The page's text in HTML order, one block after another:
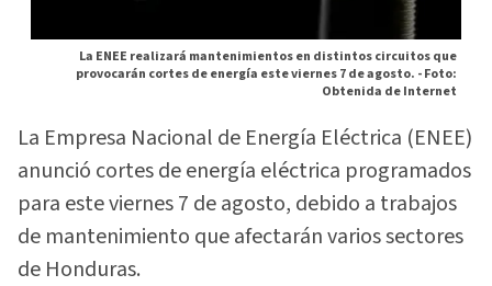
La ENEE realizará mantenimientos en distintos circuitos que
provocarán cortes de energía este viernes 7 de agosto. -Foto:
Obtenida de Internet
La Empresa Nacional de Energía Eléctrica (ENEE)
anunció cortes de energía eléctrica programados
para este viernes 7 de agosto, debido a trabajos
de mantenimiento que afectarán varios sectores
de Honduras.